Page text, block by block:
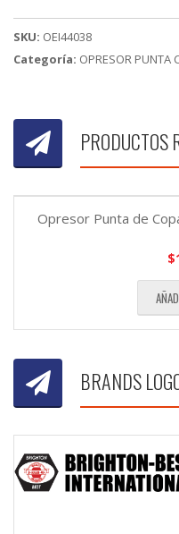
cantidad
SKU: OEI44038
Categoría: OPRESOR PUNTA
PRODUCTOS
Opresor Punta de
$
BRANDS